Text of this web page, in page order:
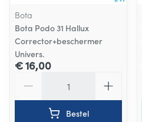
Bota
Bota Podo 31 Hallux
Corrector+beschermer
Univers.
€ 16,00
Bestel